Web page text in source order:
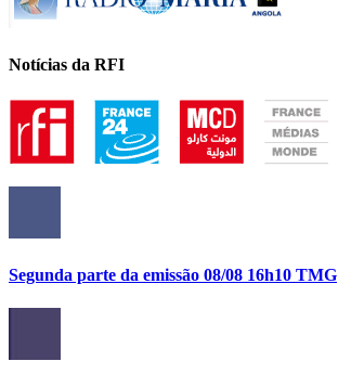
Notícias da RFI
Segunda parte da emissão 08/08 16h10 TMG